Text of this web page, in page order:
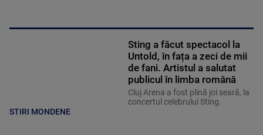
STIRI MONDENE
Sting a făcut spectacol la
Untold, în fața a zeci de mii
de fani. Artistul a salutat
publicul în limba română
Cluj Arena a fost plină joi seară, la
concertul celebrului Sting.